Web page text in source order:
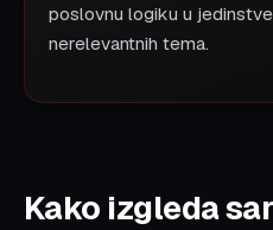
poslovnu logiku u
nerelevantnih tema.
Kako izgleda